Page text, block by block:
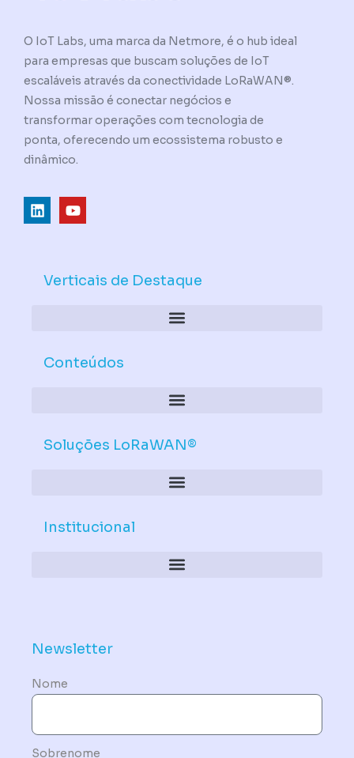
O IoT Labs, uma marca da Netmore, é o hub ideal
para empresas que buscam soluções de IoT
escaláveis através da conectividade LoRaWAN®.
Nossa missão é conectar negócios e
transformar operações com tecnologia de
ponta, oferecendo um ecossistema robusto e
dinâmico.
L
i
d
Y
o
b
Verticais de Destaque
Conteúdos
Soluções LoRaWAN®
Institucional
Newsletter
Nome
Sobrenome